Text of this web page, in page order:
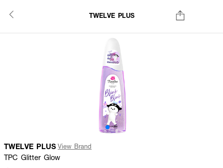
TWELVE PLUS
TWELVE PLUS View Brand
TPC Glitter Glow